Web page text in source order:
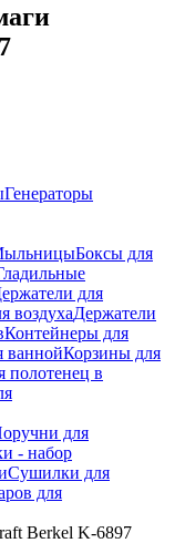
Генераторы
Боксы для
для
воздухаДержатели
Контейнеры для
ваннойКорзины для
полотенец в
для
- набор
Сушилки для
для
Berkel K-6897